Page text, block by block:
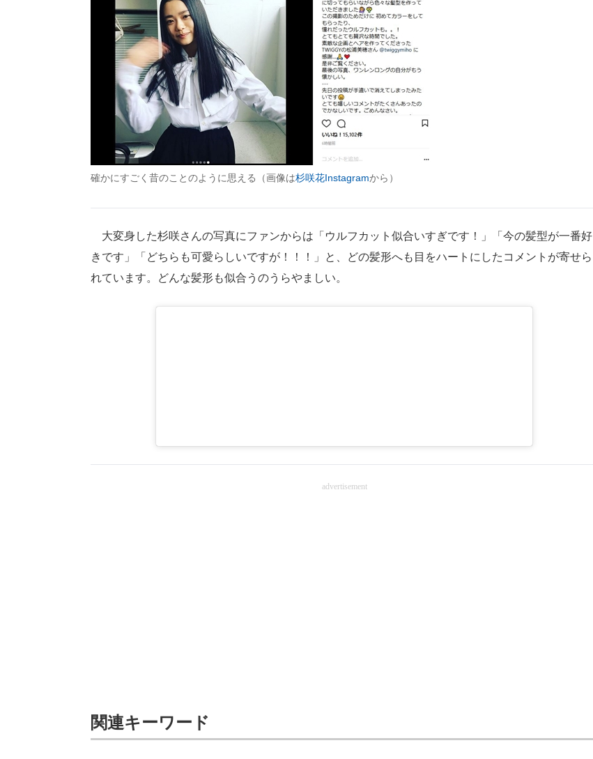
確かにすごく昔のことのように思える（画像は杉咲花Instagramから）
大変身した杉咲さんの写真にファンからは「ウルフカット似合いすぎです！」「今の髪型が一番好
きです」「どちらも可愛らしいですが！！！」と、どの髪形へも目をハートにしたコメントが寄せら
れています。どんな髪形も似合うのうらやましい。
advertisement
関連キーワード